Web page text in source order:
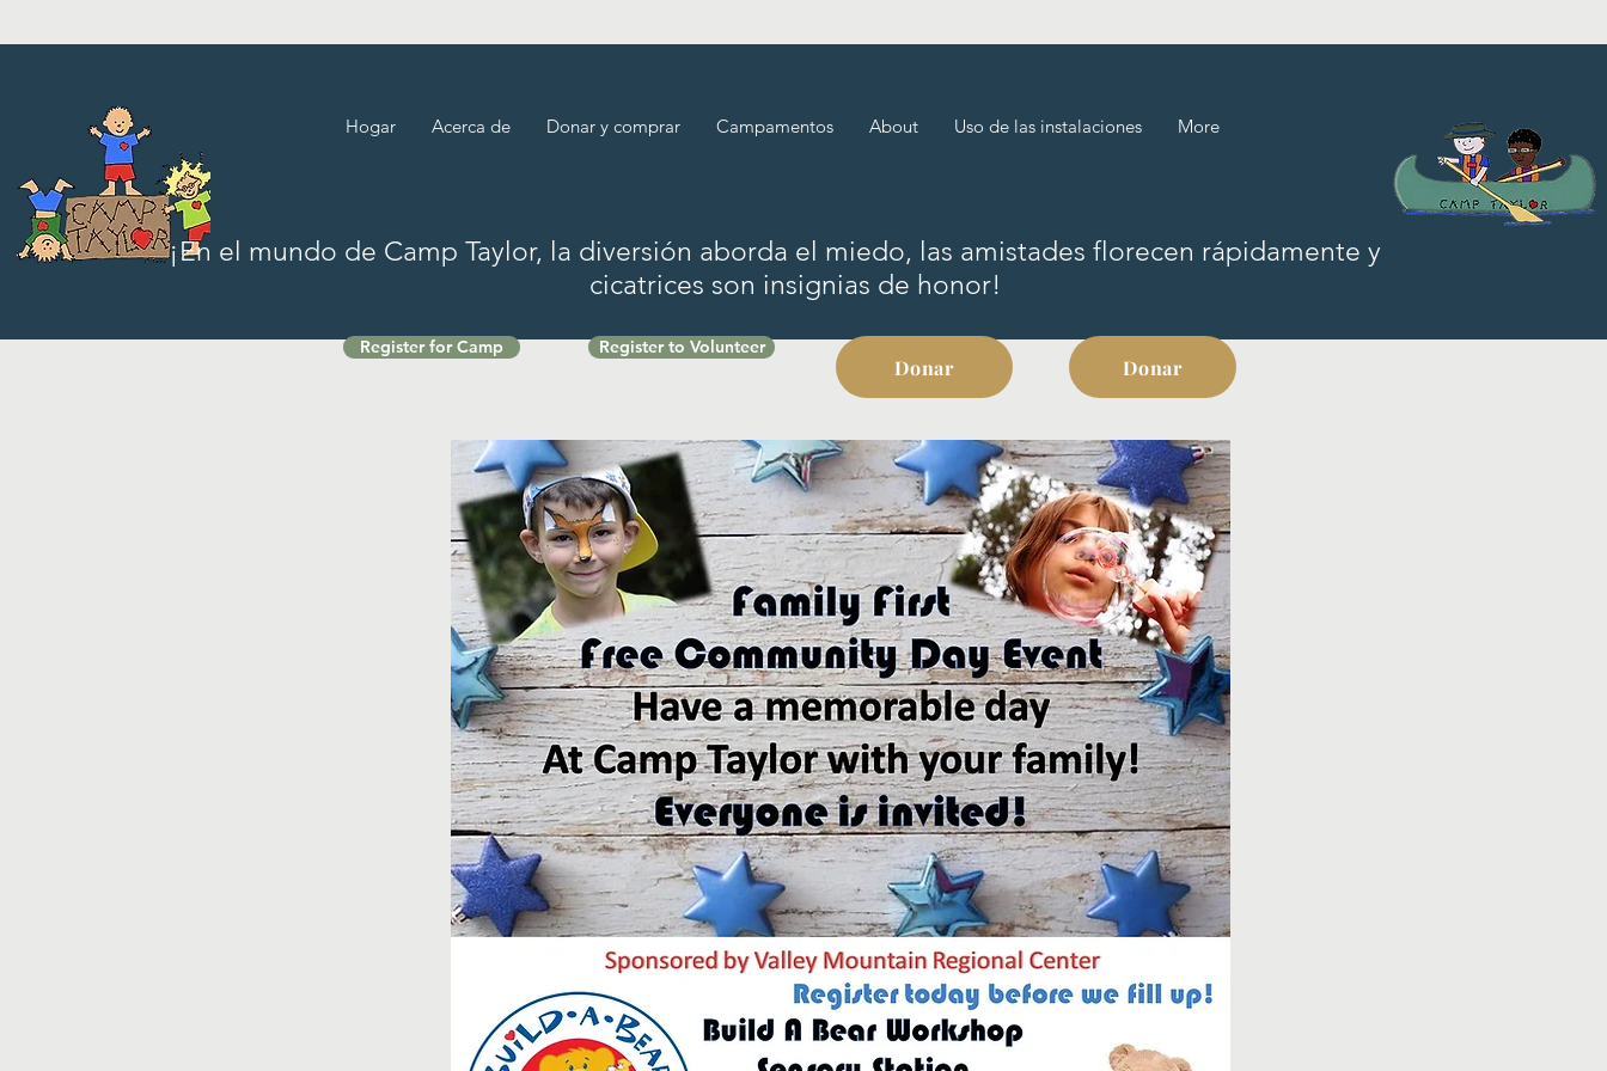
Hogar Acerca de Donar y comprar Campamentos About Uso de las instalaciones More
¡En el mundo de Camp Taylor, la diversión aborda el miedo, las amistades florecen rápidamente y las
cicatrices son insignias de honor!
Donar Donar
Register for Camp Register to Volunteer